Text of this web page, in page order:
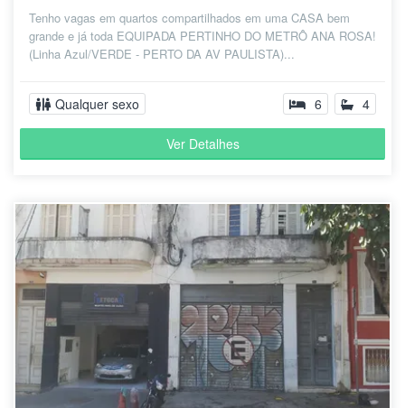
Tenho vagas em quartos compartilhados em uma CASA bem
grande e já toda EQUIPADA PERTINHO DO METRÔ ANA ROSA!
(Linha Azul/VERDE - PERTO DA AV PAULISTA)...
Qualquer sexo 6 4
Ver Detalhes